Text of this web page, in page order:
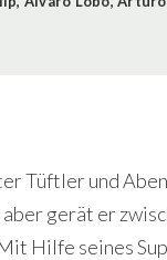
Tüftler und
aber gerät er
Hilfe seines